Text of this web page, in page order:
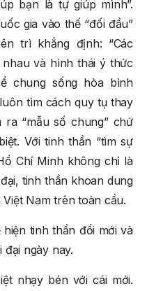
bạn là tự giúp mình”.
gia vào thế “đối đầu”
trì khẳng định: “Các
và hình thái ý thức
chung sống hòa bình
tìm cách quy tụ thay
“mẫu số chung” chứ
Với tinh thần “tìm sự
Chí Minh không chỉ là
tinh thần khoan dung
Nam trên toàn cầu.
tinh thần đổi mới và
ngày nay.
nhạy bén với cái mới.